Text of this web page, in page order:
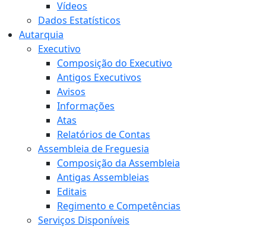
Vídeos
Dados Estatísticos
Autarquia
Executivo
Composição do Executivo
Antigos Executivos
Avisos
Informações
Atas
Relatórios de Contas
Assembleia de Freguesia
Composição da Assembleia
Antigas Assembleias
Editais
Regimento e Competências
Serviços Disponíveis